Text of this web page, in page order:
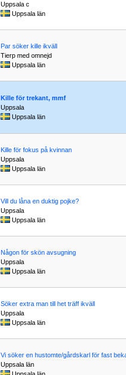
Uppsala c
Uppsala län
Par söker kille ikväll
Tierp med omnejd
Uppsala län
Kille för trekant, mmf
Uppsala
Uppsala län
Kille för fokus på kvinnan
Uppsala
Uppsala län
Vill du låna en duktig pojke?
Uppsala
Uppsala län
Någon för skön avsugning
Uppsala
Uppsala län
Söker extra man till het träff ikväll
Uppsala
Uppsala län
Vi söker en hustomte/gårdskarl för fast
Uppsala län